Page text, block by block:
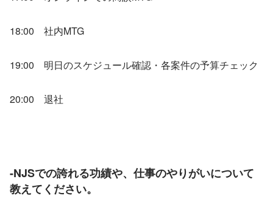
18:00　社内MTG
19:00　明日のスケジュール確認・各案件の予算チェック
20:00　退社
-NJSでの誇れる功績や、仕事のやりがいについて
教えてください。